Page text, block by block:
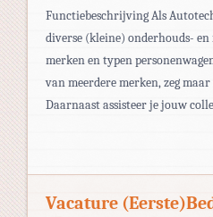
Functiebeschrijving Als
diverse (kleine) onderhouds-
merken en typen
van meerdere merken, zeg
Daarnaast assisteer je jouw
Vacature